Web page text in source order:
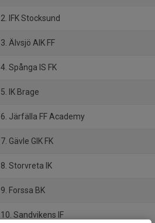
2. IFK Stocksund
3. Älvsjö AIK FF
4. Spånga IS FK
5. IK Brage
6. Järfälla FF Academy
7. Gävle GIK FK
8. Storvreta IK
9. Forssa BK
10. Sandvikens IF